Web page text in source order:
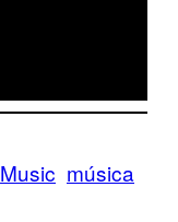
Music música